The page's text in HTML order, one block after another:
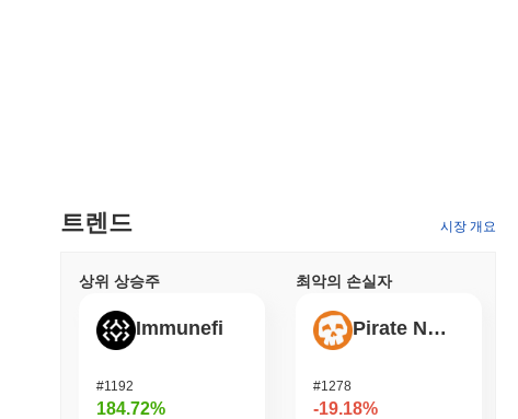
트렌드 시장 개요
상위 상승주
Immunefi
#1192
184.72%
최악의 손실자
Pirate Nation Token
#1278
-19.18%